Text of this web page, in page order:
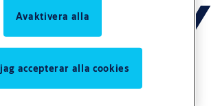
Avaktivera alla
accepterar alla cookies